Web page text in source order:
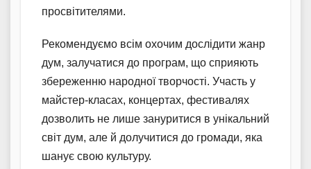
просвітителями.
Рекомендуємо всім охочим дослідити жанр
дум, залучатися до програм, що сприяють
збереженню народної творчості. Участь у
майстер-класах, концертах, фестивалях
дозволить не лише зануритися в унікальний
світ дум, але й долучитися до громади, яка
шанує свою культуру.